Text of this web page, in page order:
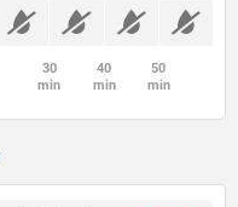
30
min
40
min
50
min